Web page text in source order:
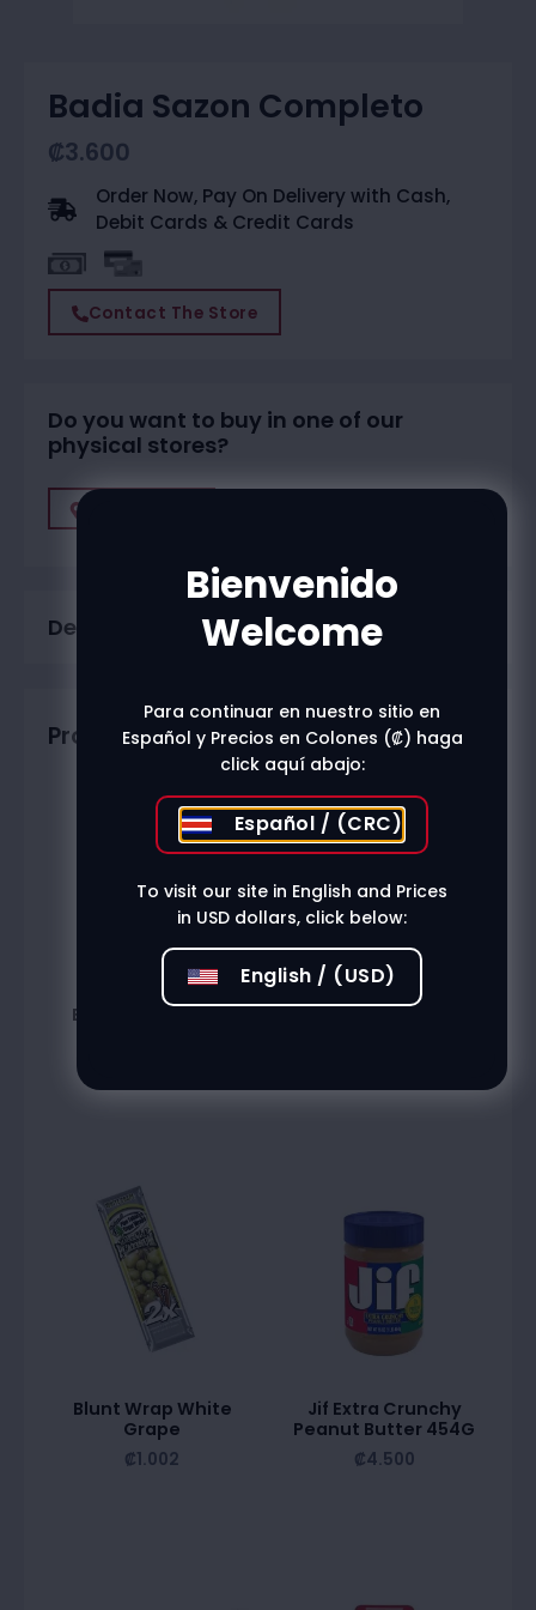
Badia Sazon Completo
₡3.600
Order Now, Pay On Delivery with Cash,
Debit Cards & Credit Cards
Contact The Store
Do you want to buy in one of our
physical stores?
Description
Productos relacionados
Blunt Wrap Peach
Blunt Wrap Wet
Blunt Wrap White
Grape
₡1.002
Jif Extra Crunchy
Peanut Butter 454G
₡4.500
Bienvenido
Welcome
Para continuar en nuestro sitio en
Español y Precios en Colones (₡) haga
click aquí abajo:
Español / (CRC)
To visit our site in English and Prices
in USD dollars, click below:
English / (USD)